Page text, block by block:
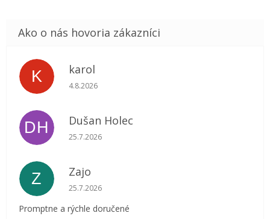
K karol
Hodnotenie obchodu je 5 z 5 hviezdičiek.
4.8.2026
DH Dušan Holec
Hodnotenie obchodu je 5 z 5 hviezdičiek.
25.7.2026
Z Zajo
Hodnotenie obchodu je 5 z 5 hviezdičiek.
25.7.2026
Promptne a rýchle doručené